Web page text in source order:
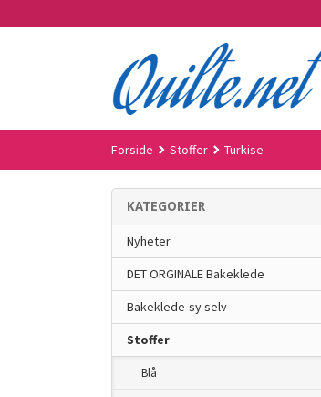
til
Forside Stoffer Turkise
KATEGORIER
Nyheter
DET ORGINALE Bakeklede
Bakeklede-sy selv
Stoffer
Blå